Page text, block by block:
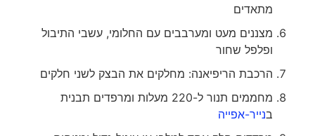
מתאדים
מצננים מעט ומערבבים עם החלומי, עשבי התיבול
ופלפל שחור
הרכבת הריפיאנה: מחלקים את הבצק לשני חלקים
מחממים תנור ל-220 מעלות ומרפדים תבנית
נייר-אפייה